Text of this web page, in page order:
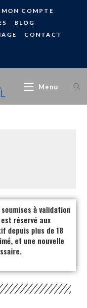
MON COMPTE
BLOG
CONTACT
Menu
à validation
réservé aux
depuis plus de 18
et une nouvelle